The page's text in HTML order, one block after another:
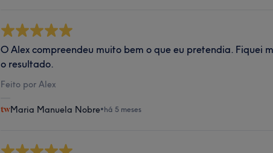
O Alex compreendeu muito bem o que eu pretendia. Fiquei
o resultado.
Feito por Alex
Maria Manuela Nobre•há 5 meses